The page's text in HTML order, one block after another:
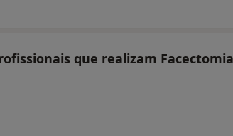
que realizam